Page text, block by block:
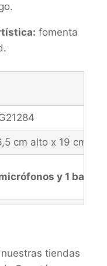
fomenta
cm alto x 19 cm
y 1 base
tiendas